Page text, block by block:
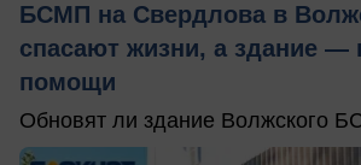
БСМП на Свердлова в
спасают жизни, а здание —
помощи
Обновят ли здание Волжского